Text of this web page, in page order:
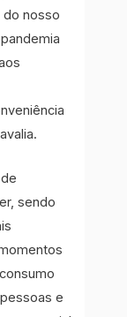
do nosso
sendo
e